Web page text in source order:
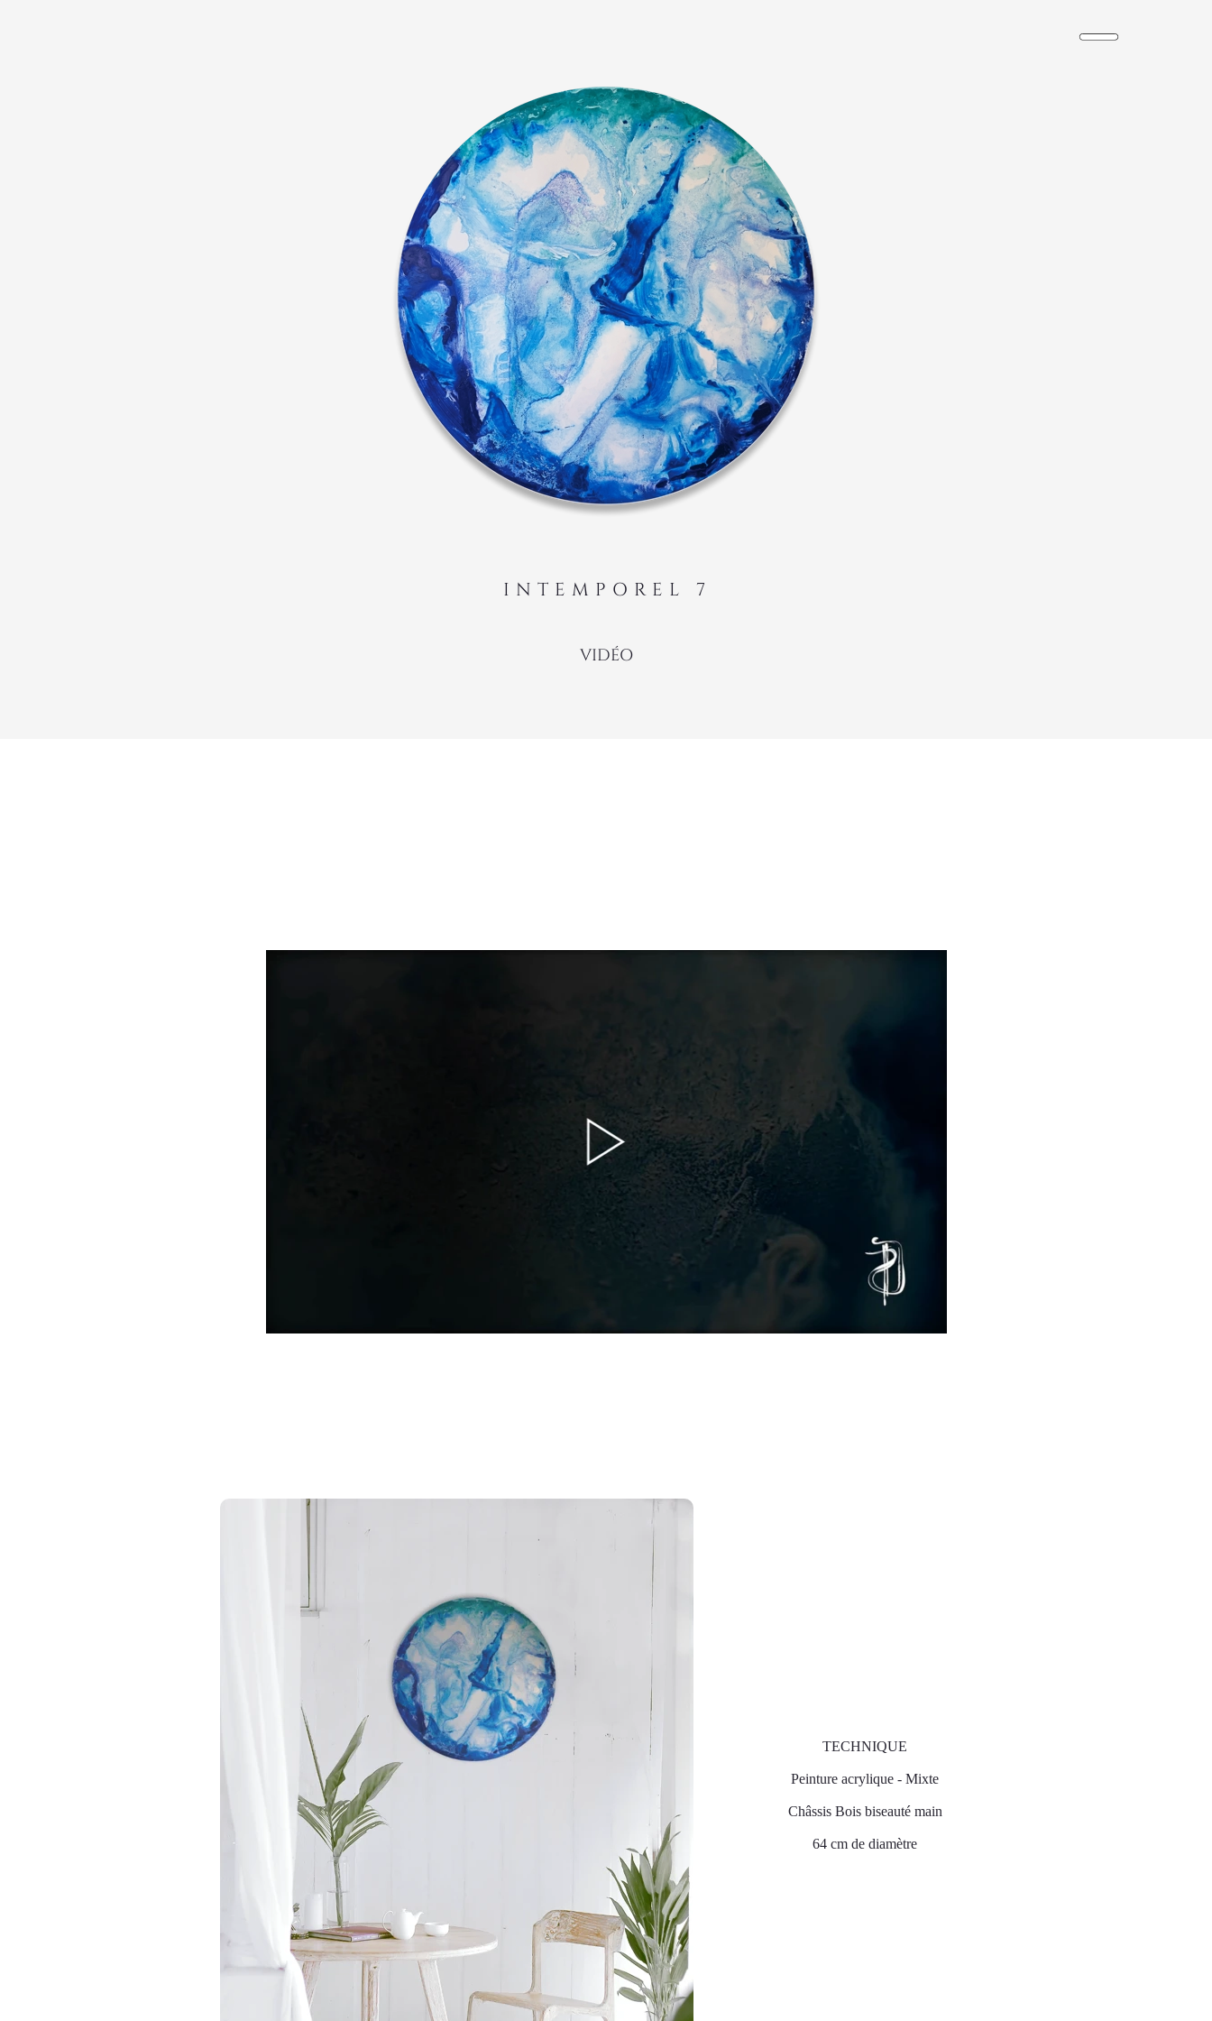
INTEMPOREL 7
VIDÉO
TECHNIQUE
Peinture acrylique - Mixte
Châssis Bois biseauté main
64 cm de diamètre